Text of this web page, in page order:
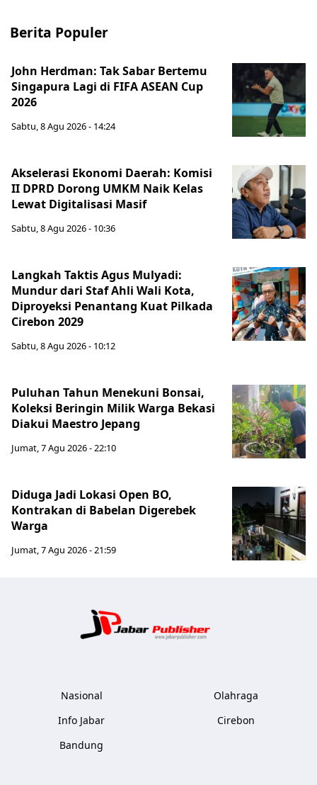
Berita Populer
John Herdman: Tak Sabar Bertemu
Singapura Lagi di FIFA ASEAN Cup
2026
Sabtu, 8 Agu 2026 - 14:24
Akselerasi Ekonomi Daerah: Komisi
II DPRD Dorong UMKM Naik Kelas
Lewat Digitalisasi Masif
Sabtu, 8 Agu 2026 - 10:36
Langkah Taktis Agus Mulyadi:
Mundur dari Staf Ahli Wali Kota,
Diproyeksi Penantang Kuat Pilkada
Cirebon 2029
Sabtu, 8 Agu 2026 - 10:12
Puluhan Tahun Menekuni Bonsai,
Koleksi Beringin Milik Warga Bekasi
Diakui Maestro Jepang
Jumat, 7 Agu 2026 - 22:10
Diduga Jadi Lokasi Open BO,
Kontrakan di Babelan Digerebek
Warga
Jumat, 7 Agu 2026 - 21:59
Nasional
Info Jabar
Bandung
Olahraga
Cirebon